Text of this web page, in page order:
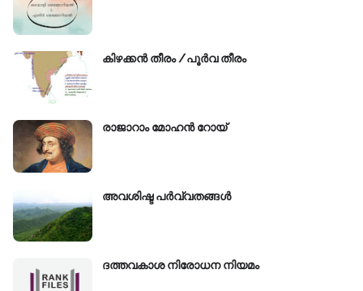
കിഴക്കന്‍ തീരം /പൂർവ തീരം
രാജാറാം മോഹൻ റോയ്‌
അവശിഷ്ട പർവ്വതങ്ങൾ
ദത്തവകാശ നിരോധന നിയമം